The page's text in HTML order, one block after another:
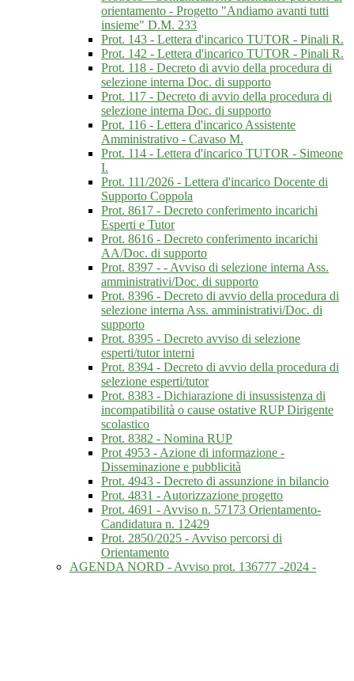
orientamento - Progetto "Andiamo avanti tutti
insieme" D.M. 233
Prot. 143 - Lettera d'incarico TUTOR - Pinali R.
Prot. 142 - Lettera d'incarico TUTOR - Pinali R.
Prot. 118 - Decreto di avvio della procedura di
selezione interna Doc. di supporto
Prot. 117 - Decreto di avvio della procedura di
selezione interna Doc. di supporto
Prot. 116 - Lettera d'incarico Assistente
Amministrativo - Cavaso M.
Prot. 114 - Lettera d'incarico TUTOR - Simeone
I.
Prot. 111/2026 - Lettera d'incarico Docente di
Supporto Coppola
Prot. 8617 - Decreto conferimento incarichi
Esperti e Tutor
Prot. 8616 - Decreto conferimento incarichi
AA/Doc. di supporto
Prot. 8397 - - Avviso di selezione interna Ass.
amministrativi/Doc. di supporto
Prot. 8396 - Decreto di avvio della procedura di
selezione interna Ass. amministrativi/Doc. di
supporto
Prot. 8395 - Decreto avviso di selezione
esperti/tutor interni
Prot. 8394 - Decreto di avvio della procedura di
selezione esperti/tutor
Prot. 8383 - Dichiarazione di insussistenza di
incompatibilità o cause ostative RUP Dirigente
scolastico
Prot. 8382 - Nomina RUP
Prot 4953 - Azione di informazione -
Disseminazione e pubblicità
Prot. 4943 - Decreto di assunzione in bilancio
Prot. 4831 - Autorizzazione progetto
Prot. 4691 - Avviso n. 57173 Orientamento-
Candidatura n. 12429
Prot. 2850/2025 - Avviso percorsi di
Orientamento
AGENDA NORD - Avviso prot. 136777 -2024 -